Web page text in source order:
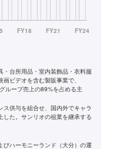
台所用品・室内装飾品・衣料服
ビデオを含む製販事業で、
ループ売上の89%を占める主
供与を組合せ、国内外でキャラ
した。サンリオの祖業を継承する
ハーモニーランド（大分）の運